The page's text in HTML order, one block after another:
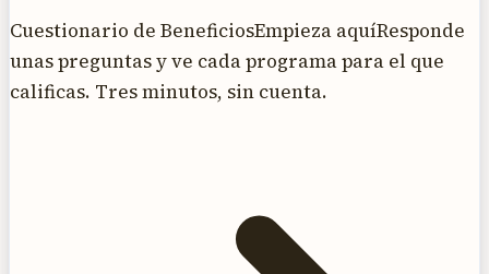
Cuestionario de BeneficiosEmpieza aquíResponde
unas preguntas y ve cada programa para el que
calificas. Tres minutos, sin cuenta.